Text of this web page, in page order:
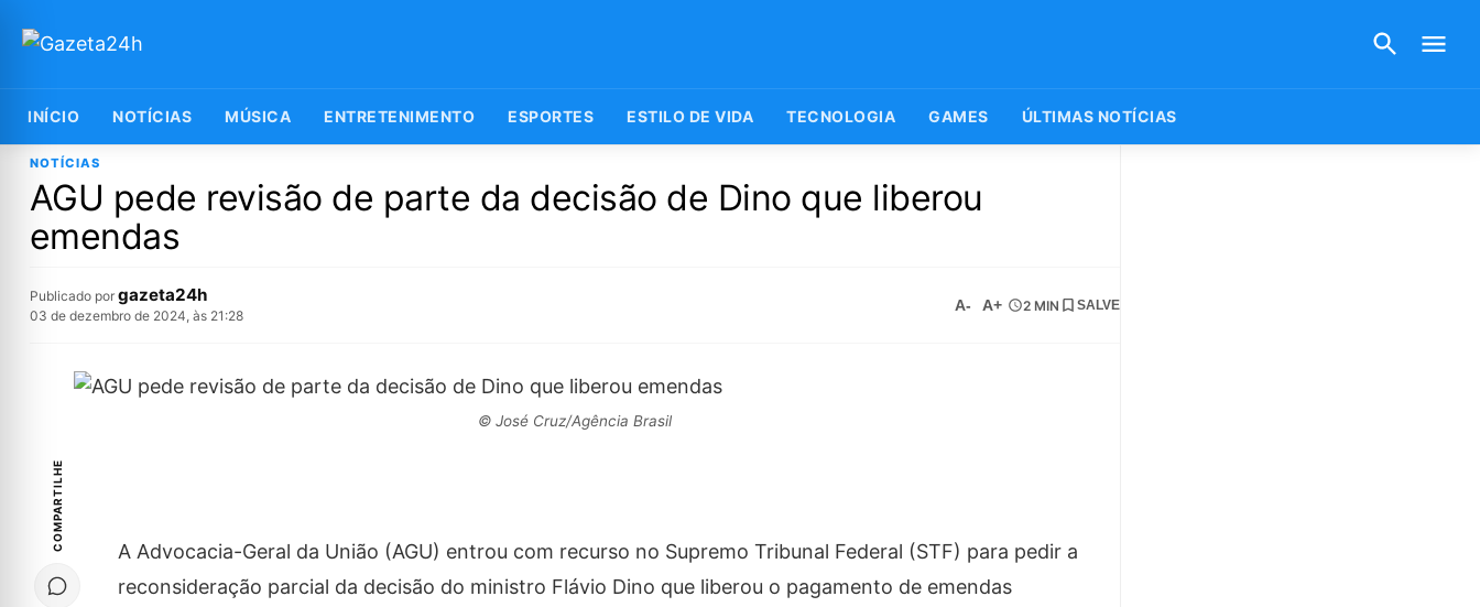
INÍCIO NOTÍCIAS MÚSICA ENTRETENIMENTO ESPORTES ESTILO DE VIDA TECNOLOGIA GAMES ÚLTIMAS NOTÍCIAS
NOTÍCIAS
AGU pede revisão de parte da decisão de Dino que liberou
emendas
Publicado por gazeta24h
03 de dezembro de 2024, às 21:28
A- A+ 2 MIN SALVE
© José Cruz/Agência Brasil
COMPARTILHE
A Advocacia-Geral da União (AGU) entrou com recurso no Supremo Tribunal Federal (STF) para pedir a
reconsideração parcial da decisão do ministro Flávio Dino que liberou o pagamento de emendas